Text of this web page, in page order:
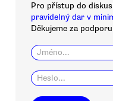
Pro přístup do
pravidelný dar v
Děkujeme za